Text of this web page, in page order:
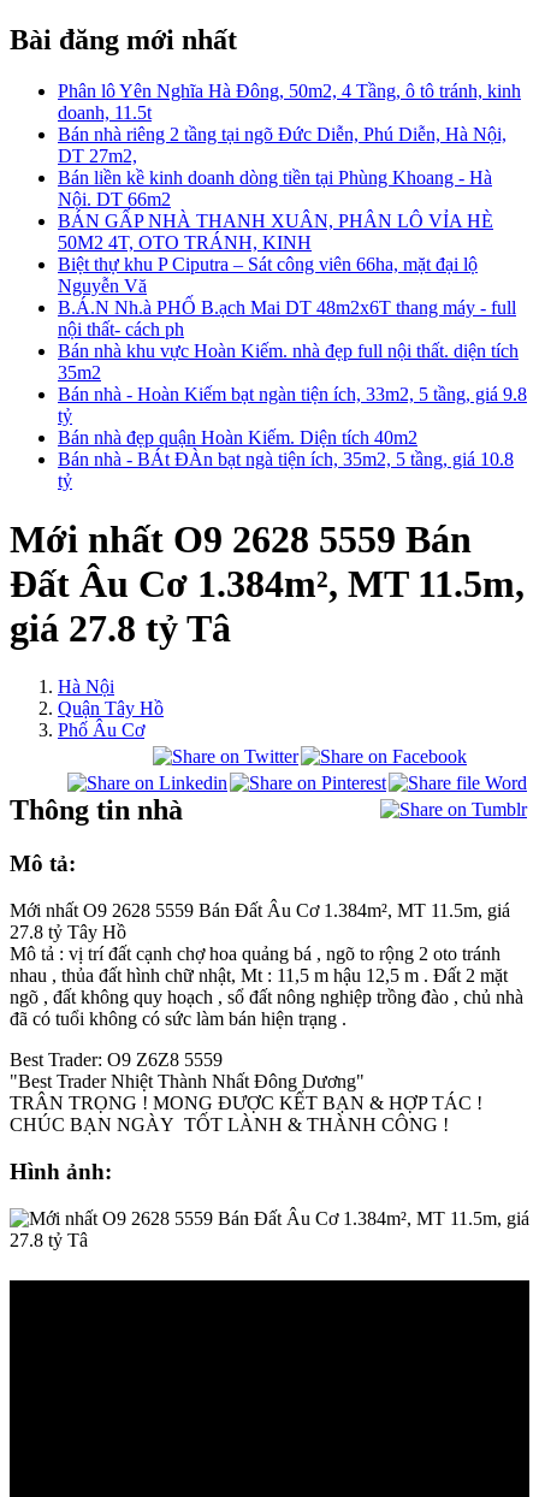
Bài đăng mới nhất
Phân lô Yên Nghĩa Hà Đông, 50m2, 4 Tầng, ô tô tránh, kinh
doanh, 11.5t
Bán nhà riêng 2 tầng tại ngõ Đức Diễn, Phú Diễn, Hà Nội,
DT 27m2,
Bán liền kề kinh doanh dòng tiền tại Phùng Khoang - Hà
Nội. DT 66m2
BÁN GẤP NHÀ THANH XUÂN, PHÂN LÔ VỈA HÈ
50M2 4T, OTO TRÁNH, KINH
Biệt thự khu P Ciputra – Sát công viên 66ha, mặt đại lộ
Nguyễn Vă
B.Á.N Nh.à PHỐ B.ạch Mai DT 48m2x6T thang máy - full
nội thất- cách ph
Bán nhà khu vực Hoàn Kiếm. nhà đẹp full nội thất. diện tích
35m2
Bán nhà - Hoàn Kiếm bạt ngàn tiện ích, 33m2, 5 tầng, giá 9.8
tỷ
Bán nhà đẹp quận Hoàn Kiếm. Diện tích 40m2
Bán nhà - BÁt ĐÀn bạt ngà tiện ích, 35m2, 5 tầng, giá 10.8
tỷ
Mới nhất O9 2628 5559 Bán
Đất Âu Cơ 1.384m², MT 11.5m,
giá 27.8 tỷ Tâ
Hà Nội
Quận Tây Hồ
Phố Âu Cơ
Thông tin nhà
Mô tả:
Mới nhất O9 2628 5559 Bán Đất Âu Cơ 1.384m², MT 11.5m, giá
27.8 tỷ Tây Hồ
Mô tả : vị trí đất cạnh chợ hoa quảng bá , ngõ to rộng 2 oto tránh
nhau , thủa đất hình chữ nhật, Mt : 11,5 m hậu 12,5 m . Đất 2 mặt
ngõ , đất không quy hoạch , sổ đất nông nghiệp trồng đào , chủ nhà
đã có tuổi không có sức làm bán hiện trạng .
Best Trader: O9 Z6Z8 5559
"Best Trader Nhiệt Thành Nhất Đông Dương"
TRÂN TRỌNG ! MONG ĐƯỢC KẾT BẠN & HỢP TÁC !
CHÚC BẠN NGÀY TỐT LÀNH & THÀNH CÔNG !
Hình ảnh: